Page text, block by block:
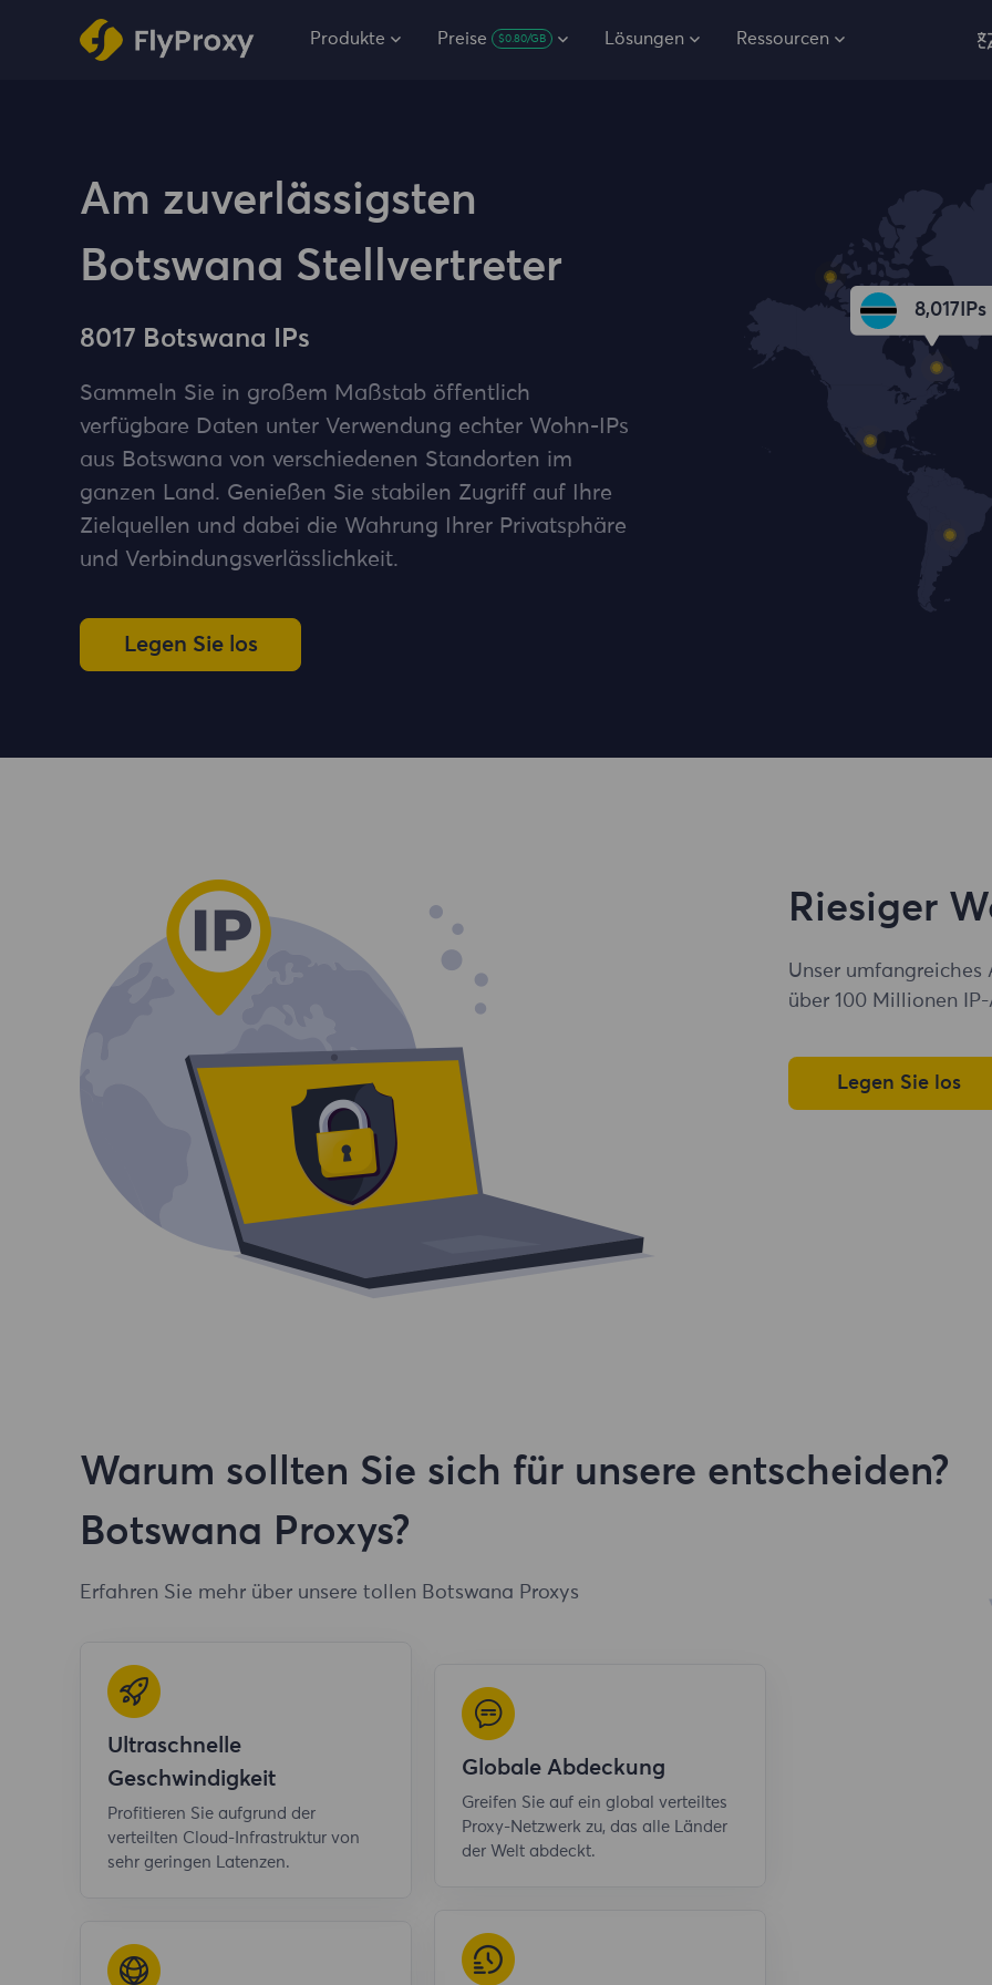
Produkte Preise $0.80/GB Lösungen Ressourcen
Am zuverlässigsten
Botswana Stellvertreter
8017 Botswana IPs
Sammeln Sie in großem Maßstab öffentlich
verfügbare Daten unter Verwendung echter Wohn-IPs
aus Botswana von verschiedenen Standorten im
ganzen Land. Genießen Sie stabilen Zugriff auf Ihre
Zielquellen und dabei die Wahrung Ihrer Privatsphäre
und Verbindungsverlässlichkeit.
Legen Sie los
8,017 IPs
Riesiger
Unser
über 100 Millionen
Legen Sie los
Warum sollten Sie sich für unsere entscheiden?
Botswana Proxys?
Erfahren Sie mehr über unsere tollen Botswana Proxys
Ultraschnelle
Geschwindigkeit
Profitieren Sie aufgrund der
verteilten Cloud-Infrastruktur von
sehr geringen Latenzen.
Globale Abdeckung
Greifen Sie auf ein global verteiltes
Proxy-Netzwerk zu, das alle Länder
der Welt abdeckt.